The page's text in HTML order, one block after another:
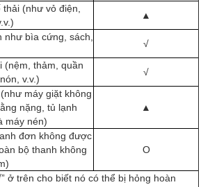
(như vỏ điện,
▲
như bìa cứng, sách,
√
(nệm, thảm, quần
v.v.)
√
máy giặt không
nặng, tủ lạnh
máy nén)
▲
đơn không được
bộ thanh không
O
ở trên cho biết nó có thể bị hỏng hoàn